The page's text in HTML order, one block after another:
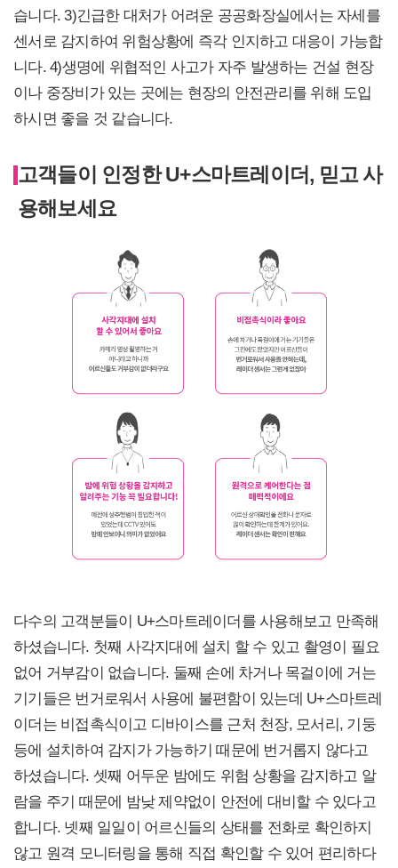
습니다. 3)긴급한 대처가 어려운 공공화장실에서는 자세를
센서로 감지하여 위험상황에 즉각 인지하고 대응이 가능합
니다. 4)생명에 위협적인 사고가 자주 발생하는 건설 현장
이나 중장비가 있는 곳에는 현장의 안전관리를 위해 도입
하시면 좋을 것 같습니다.
고객들이 인정한 U+스마트레이더, 믿고 사
용해보세요
다수의 고객분들이 U+스마트레이더를 사용해보고 만족해
하셨습니다. 첫째 사각지대에 설치 할 수 있고 촬영이 필요
없어 거부감이 없습니다. 둘째 손에 차거나 목걸이에 거는
기기들은 번거로워서 사용에 불편함이 있는데 U+스마트레
이더는 비접촉식이고 디바이스를 근처 천장, 모서리, 기둥
등에 설치하여 감지가 가능하기 때문에 번거롭지 않다고
하셨습니다. 셋째 어두운 밤에도 위험 상황을 감지하고 알
람을 주기 때문에 밤낮 제약없이 안전에 대비할 수 있다고
합니다. 넷째 일일이 어르신들의 상태를 전화로 확인하지
않고 원격 모니터링을 통해 직접 확인할 수 있어 편리하다